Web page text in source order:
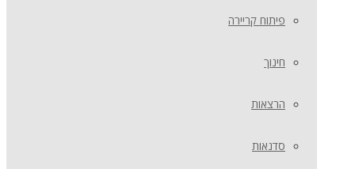
פיתוח קריירה
חינוך
הרצאות
סדנאות